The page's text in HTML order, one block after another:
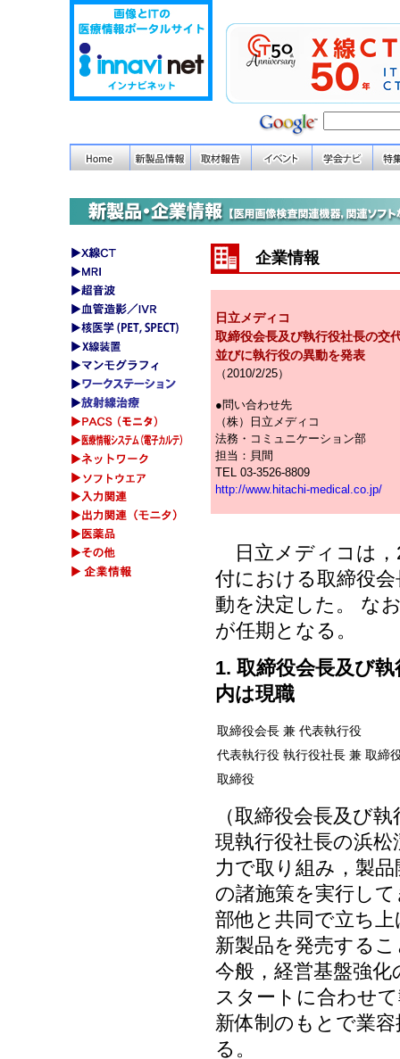
企業情報
日立メディコ
取締役会長及び執行役社長の交
並びに執行役の異動を発表
（2010/2/25）
●問い合わせ先
（株）日立メディコ
法務・コミュニケーション部
担当：貝間
TEL 03-3526-8809
http://www.hitachi-medical.co.jp/
日立メディコは，
付における取締役
動を決定した。 な
が任期となる。
1. 取締役会長及び
内は現職
取締役会長 兼 代表執行役
代表執行役 執行役社長 兼 取締
取締役
（取締役会長及び
現執行役社長の浜
力で取り組み，製
の諸施策を実行し
部他と共同で立ち
新製品を発売する
今般，経営基盤強
スタートに合わせ
新体制のもとで業
る。